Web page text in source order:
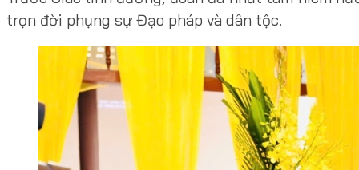
trọn đời phụng sự Đạo pháp và dân tộc.